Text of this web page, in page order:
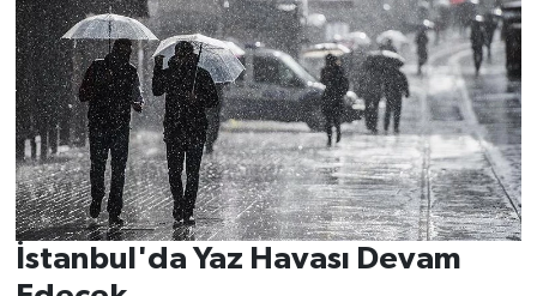
İstanbul'da Yaz Havası Devam